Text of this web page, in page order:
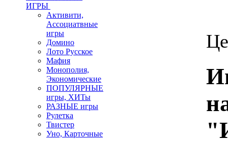
ИГРЫ
Активити,
Ассоциатвные
игры
Домино
Лото Русское
Мафия
Монополия,
Экономические
ПОПУЛЯРНЫЕ
игры, ХИТы
РАЗНЫЕ игры
Рулетка
Твистер
Уно, Карточные